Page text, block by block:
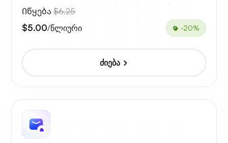
Იწყება $6.25
$5.00/წლიური -20%
ძიება